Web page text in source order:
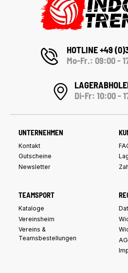
HOTLINE +49
Mo-Fr.: 09:00 -
Di-Fr: 10:00 -
UNTERNEHMEN
Kontakt
Gutscheine
Newsletter
TEAMSPORT
Kataloge
Vereinsheim
Vereins &
Teamsbestellungen